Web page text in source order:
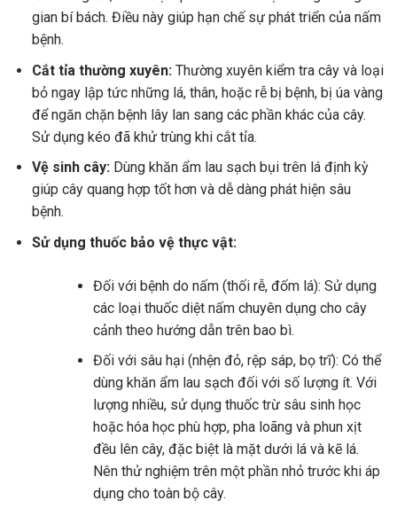
gian bí bách. Điều này giúp hạn chế sự phát triển của nấm
bệnh.
Cắt tỉa thường xuyên: Thường xuyên kiểm tra cây và loại
bỏ ngay lập tức những lá, thân, hoặc rễ bị bệnh, bị úa vàng
để ngăn chặn bệnh lây lan sang các phần khác của cây.
Sử dụng kéo đã khử trùng khi cắt tỉa.
Vệ sinh cây:Dùng khăn ẩm lau sạch bụi trên lá định kỳ
giúp cây quang hợp tốt hơn và dễ dàng phát hiện sâu
bệnh.
Sử dụng thuốc bảo vệ thực vật:
Đối với bệnh do nấm (thối rễ, đốm lá): Sử dụng
các loại thuốc diệt nấm chuyên dụng cho cây
cảnh theo hướng dẫn trên bao bì.
Đối với sâu hại (nhện đỏ, rệp sáp, bọ trĩ): Có thể
dùng khăn ẩm lau sạch đối với số lượng ít. Với
lượng nhiều, sử dụng thuốc trừ sâu sinh học
hoặc hóa học phù hợp, pha loãng và phun xịt
đều lên cây, đặc biệt là mặt dưới lá và kẽ lá.
Nên thử nghiệm trên một phần nhỏ trước khi áp
dụng cho toàn bộ cây.